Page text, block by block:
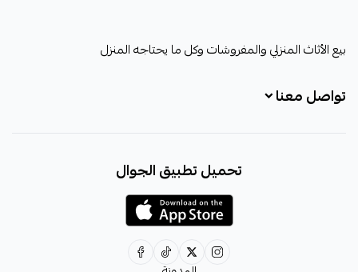
ديكورا
بيع الأثاث المنزلي والمفروشات وكل ما يحتاجه المنزل
تواصل معنا
decora6586@gmail.com
تحميل تطبيق الجوال